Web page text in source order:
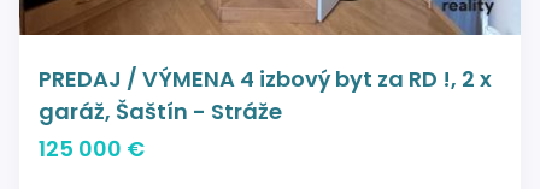
PREDAJ / VÝMENA 4 izbový byt za RD !, 2 x
garáž, Šaštín - Stráže
125 000 €